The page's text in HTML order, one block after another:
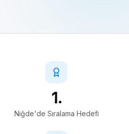
1.
Niğde'de Sıralama Hedefi